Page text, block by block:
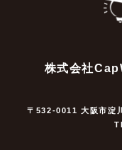
株式会社
〒532-0011 大阪市淀